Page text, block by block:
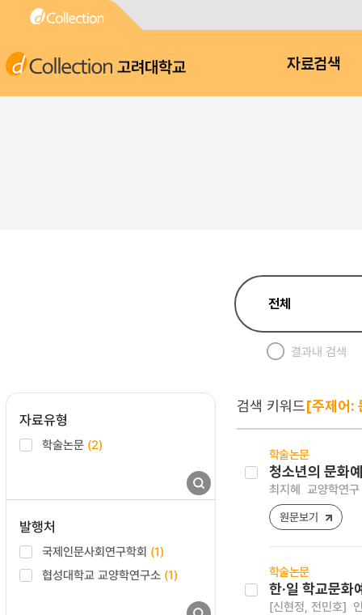
고려대학교 자료검색
결과내 검색
자료유형
학술논문 (2)
발행처
국제인문사회연구학회 (1)
협성대학교 교양학연구소 (1)
검색 키워드[주제어:
학술논문
청소년의 문화
최지혜 교양학연
원문보기
학술논문
한·일 학교문화
[신현정, 전민호]